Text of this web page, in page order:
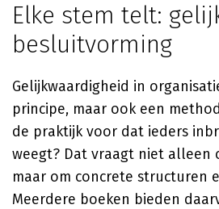
Elke stem telt:
besluitvorming
Gelijkwaardigheid in
principe, maar ook een
de praktijk voor dat ieders
weegt? Dat vraagt niet alleen
maar om concrete structuren
Meerdere boeken bieden